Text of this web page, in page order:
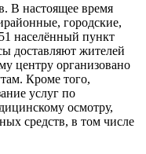
В настоящее время
городские,
населённый пункт
доставляют жителей
центру организовано
Кроме того,
услуг по
осмотру,
средств, в том числе